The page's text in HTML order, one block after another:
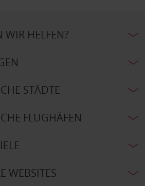
HELFEN?
STÄDTE
FLUGHÄFEN
WEBSITES